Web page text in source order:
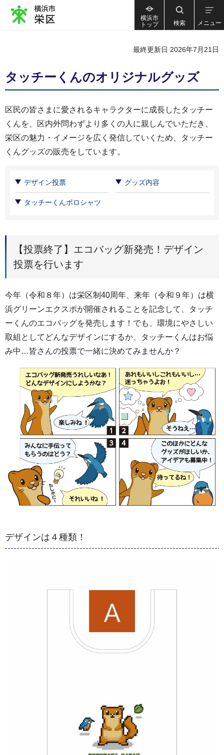
横浜市
トップ
検索 メニュー
最終更新日 2026年7月21日
タッチーくんのオリジナルグッズ
区民の皆さまに愛されるキャラクターに成長したタッチー
くんを、区内外問わずより多くの人に親しんでいただき、
栄区の魅力・イメージを広く発信していくため、タッチー
くんグッズの販売をしています。
デザイン投票 グッズ内容
タッチーくんポロシャツ
【投票終了】エコバッグ新発売！デザイン
投票を行います
今年（令和８年）は栄区制40周年、来年（令和９年）は横
浜グリーンエクスポが開催されることを記念して、タッチ
ーくんのエコバッグを発売します！でも、環境にやさしい
取組としてどんなデザインにするか、タッチーくんはお悩
み中…皆さんの投票で一緒に決めてみませんか？
デザインは４種類！